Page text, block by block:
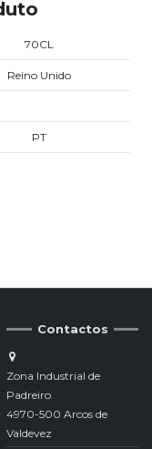
70CL
Reino Unido
PT
Contactos
Zona Industrial de
Padreiro
4970-500 Arcos de
Valdevez